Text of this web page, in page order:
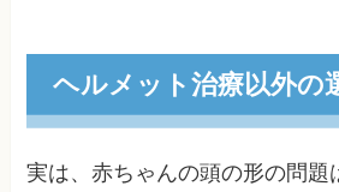
ヘルメット治療以外の
実は、赤ちゃんの頭の形の問題